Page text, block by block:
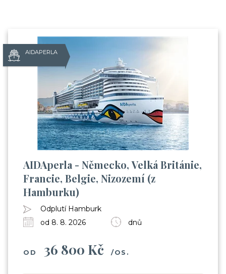
AIDAPERLA
AIDAperla - Německo, Velká Británie,
Francie, Belgie, Nizozemí (z
Hamburku)
Odplutí Hamburk
od 8. 8. 2026
dnů
OD 36 800 Kč /OS.